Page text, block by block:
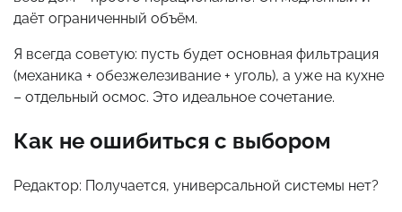
даёт ограниченный объём.
Я всегда советую: пусть будет основная фильтрация
(механика + обезжелезивание + уголь), а уже на кухне
– отдельный осмос. Это идеальное сочетание.
Как не ошибиться с выбором
Редактор: Получается, универсальной системы нет?